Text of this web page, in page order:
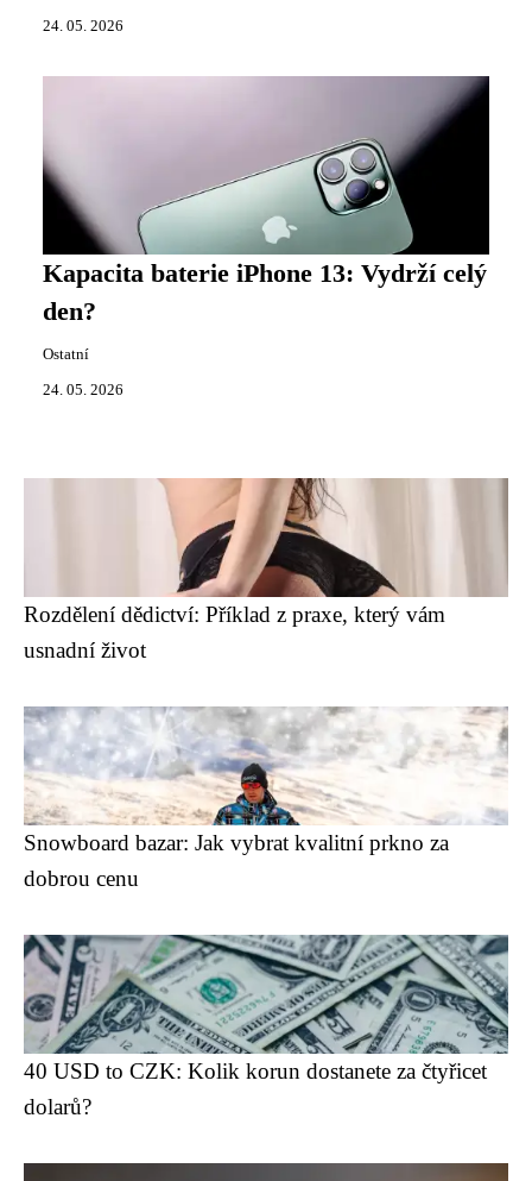
24. 05. 2026
Kapacita baterie iPhone 13: Vydrží celý
den?
Ostatní
24. 05. 2026
Rozdělení dědictví: Příklad z praxe, který vám
usnadní život
Snowboard bazar: Jak vybrat kvalitní prkno za
dobrou cenu
40 USD to CZK: Kolik korun dostanete za čtyřicet
dolarů?